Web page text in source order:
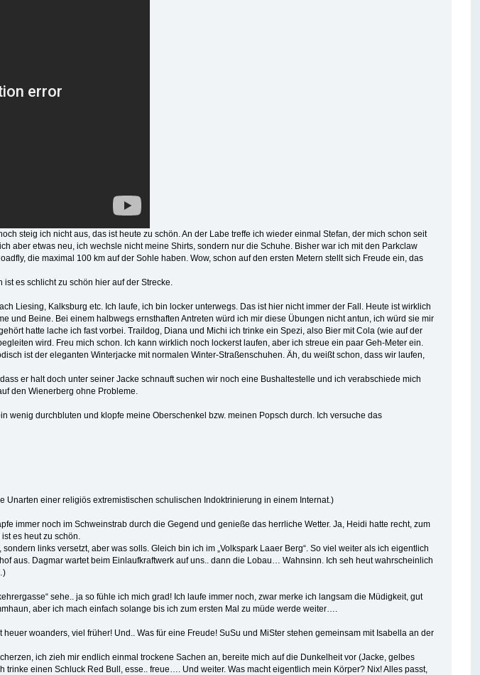
steig ich nicht aus, das ist heute zu schön. An der Labe treffe ich wieder einmal Stefan, der mich schon seit
aber etwas neu, ich wechsle nicht meine Shirts, sondern nur die Schuhe. Bisher war ich mit den Parkclaw
die maximal 100 km auf der Sohle haben. Wow, schon auf den ersten Metern stellt sich Freude ein, das
es schlicht zu schön hier auf der Strecke.
Liesing, Kalksburg etc. Ich laufe, ich bin locker unterwegs. Das ist hier nicht immer der Fall. Heute ist wirklich
und Beine. Bei einem halbwegs ernsthaften Antreten würd ich mir diese Übungen nicht antun, ich würd sie mir
hatte lache ich fast vorbei. Traildog, Diana und Michi ich trinke ein Spezi, also Bier mit Cola (wie auf der
wird. Freu mich schon. Ich kann wirklich noch lockerst laufen, aber ich streue ein paar Geh-Meter ein.
ist der eleganten Winterjacke mit normalen Winter-Straßenschuhen. Äh, du weißt schon, dass wir laufen,
er halt doch unter seiner Jacke schnauft suchen wir noch eine Bushaltestelle und ich verabschiede mich
den Wienerberg ohne Probleme.
wenig durchbluten und klopfe meine Oberschenkel bzw. meinen Popsch durch. Ich versuche das
einer religiös extremistischen schulischen Indoktrinierung in einem Internat.)
immer noch im Schweinstrab durch die Gegend und genieße das herrliche Wetter. Ja, Heidi hatte recht, zum
es heut zu schön.
links versetzt, aber was solls. Gleich bin ich im „Volkspark Laaer Berg“. So viel weiter als ich eigentlich
aus. Dagmar wartet beim Einlaufkraftwerk auf uns.. dann die Lobau… Wahnsinn. Ich seh heut wahrscheinlich
sehe.. ja so fühle ich mich grad! Ich laufe immer noch, zwar merke ich langsam die Müdigkeit, gut
aber ich mach einfach solange bis ich zum ersten Mal zu müde werde weiter….
woanders, viel früher! Und.. Was für eine Freude! SuSu und MiSter stehen gemeinsam mit Isabella an der
ich zieh mir endlich einmal trockene Sachen an, bereite mich auf die Dunkelheit vor (Jacke, gelbes
einen Schluck Red Bull, esse.. freue…. Und weiter. Was macht eigentlich mein Körper? Nix! Alles passt,